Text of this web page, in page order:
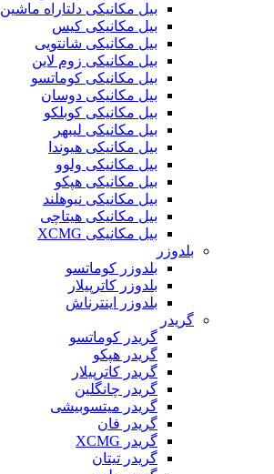
بیل مکانیکی دلتاراه ماشین
بیل مکانیکی کیس
بیل مکانیکی شانتویی
بیل مکانیکی زوم لاین
بیل مکانیکی کوماتسو
بیل مکانیکی دوسان
بیل مکانیکی کوبلکو
بیل مکانیکی لیبهر
بیل مکانیکی هیوندا
بیل مکانیکی ولوو
بیل مکانیکی هپکو
بیل مکانیکی نیوهلند
بیل مکانیکی هیتاچی
بیل مکانیکی XCMG
بلدوزر
بلدوزر کوماتسو
بلدوزر کاترپیلار
بلدوزر اینترناش
گریدر
گریدر کوماتسو
گریدر هپکو
گریدر کاترپیلار
گریدر چانگلین
گریدر میتسوبیشی
گریدر فان
گریدر XCMG
گریدر تیتان